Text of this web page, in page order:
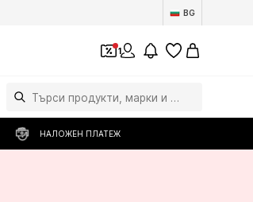
BG
1
НАЛОЖЕН ПЛАТЕЖ